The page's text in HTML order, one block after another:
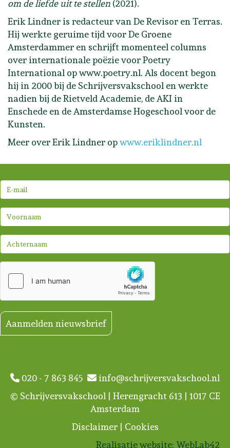
om de liefde uit te stellen (2021).
Erik Lindner is redacteur van De Revisor en Terras.
Hij werkte geruime tijd voor De Groene
Amsterdammer en schrijft momenteel columns
over internationale poëzie voor Poetry
International op www.poetry.nl. Als docent begon
hij in 2000 bij de Schrijversvakschool en werkte
nadien bij de Rietveld Academie, de AKI in
Enschede en de Amsterdamse Hogeschool voor de
Kunsten.
Meer over Erik Lindner opwww.eriklindner.nl
Aanmelden nieuwsbrief
020 - 7 863 845
info@schrijversvakschool.nl
© Schrijversvakschool | Herengracht 613 | 1017 CE
Amsterdam
Disclaimer| Cookies
Realisatie website: WebLab42